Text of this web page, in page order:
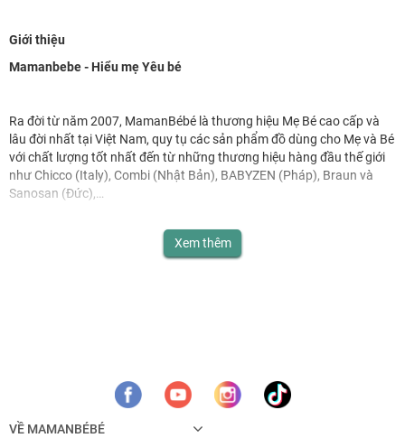
Giới thiệu
Mamanbebe - Hiểu mẹ Yêu bé
Ra đời từ năm 2007, MamanBébé là thương hiệu Mẹ Bé cao cấp và
lâu đời nhất tại Việt Nam, quy tụ các sản phẩm đồ dùng cho Mẹ và Bé
với chất lượng tốt nhất đến từ những thương hiệu hàng đầu thế giới
như Chicco (Italy), Combi (Nhật Bản), BABYZEN (Pháp), Braun và
Sanosan (Đức),…
MamanBébé luôn khẳng định sức hút từ thương hiệu Mẹ Bé cao cấp
số 1 tại Việt Nam khi những sản phẩm Mẹ đã chọn mua luôn là sản
phẩm được nhiều mẹ trên thế giới tin dùng.
Xem thêm
VỀ MAMANBÉBÉ